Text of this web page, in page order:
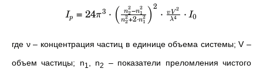
Ip = 24π3 ⋅ ( n2
2+2⋅n1
2
n2
2−n1
2 )2
⋅ λ4
vV 2 ⋅ I0
где ν – концентрация частиц в единице объема системы; V –
объем частицы; n1 , n2 – показатели преломления чистого